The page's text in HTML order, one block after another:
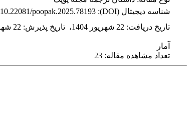
شناسه دیجیتال (DOI):
10.22081/poopak.2025.78193
تاریخ دریافت: 22 شهریور 1404 ، تاریخ پذیرش: 22 شهریور 1404
آمار
تعداد مشاهده مقاله: 23